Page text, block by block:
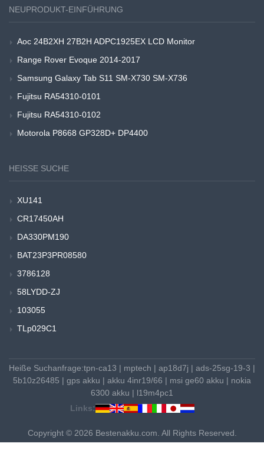
NEUPRODUKT-EINFÜHRUNG
Aoc 24B2XH 27B2H ADPC1925EX LCD Monitor
Range Rover Evoque 2014-2017
Samsung Galaxy Tab S11 SM-X730 SM-X736
Fujitsu RA54310-0101
Fujitsu RA54310-0102
Motorola P8668 GP328D+ DP4400
HEISSE SUCHE
XU141
CR17450AH
DA330PM190
BAT23P3PR08580
3786128
58LYDD-ZJ
103055
TLp029C1
Heiße Suchanfrage:tpn-ca13 | mptech | ap18d7j | ads-25sg-19-3 |
5b10z26485 | gps akku | akku 4inr19/66 | msi ge60 akku | nokia
6300 akku | l19m4pc1
Links:
Copyright © 2026 Bestenakku.com. All Rights Reserved.